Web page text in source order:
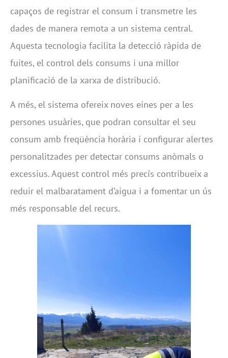
capaços de registrar el consum i transmetre les
dades de manera remota a un sistema central.
Aquesta tecnologia facilita la detecció ràpida de
fuites, el control dels consums i una millor
planificació de la xarxa de distribució.
A més, el sistema ofereix noves eines per a les
persones usuàries, que podran consultar el seu
consum amb freqüència horària i configurar alertes
personalitzades per detectar consums anòmals o
excessius. Aquest control més precís contribueix a
reduir el malbaratament d’aigua i a fomentar un ús
més responsable del recurs.